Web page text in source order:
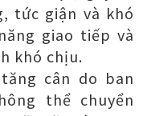
tức giận và khó
giao tiếp và
khó chịu.
cân do ban
thể chuyển